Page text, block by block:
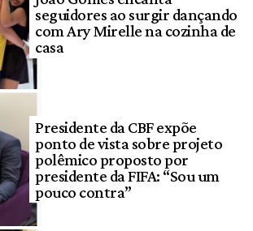
seguidores ao surgir dançando
com Ary Mirelle na cozinha de
casa
Presidente da CBF expõe
ponto de vista sobre projeto
polêmico proposto por
presidente da FIFA: “Sou um
pouco contra”